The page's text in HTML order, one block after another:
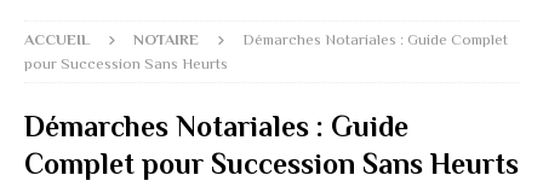
ACCUEIL NOTAIRE
Démarches Notariales : Guide Complet
pour Succession Sans Heurts
Démarches Notariales : Guide
Complet pour Succession Sans Heurts